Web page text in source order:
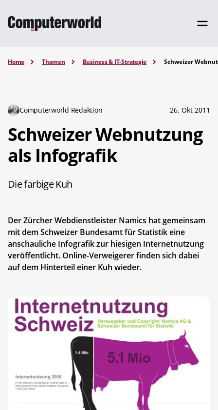
Home Themen Business & IT-Strategie Schweizer
Computerworld Redaktion 26. Okt 2011
Schweizer Webnutzung
als Infografik
Die farbige Kuh
Der Zürcher Webdienstleister Namics hat gemeinsam
mit dem Schweizer Bundesamt für Statistik eine
anschauliche Infografik zur hiesigen Internetnutzung
veröffentlicht. Online-Verweigerer finden sich dabei
auf dem Hinterteil einer Kuh wieder.